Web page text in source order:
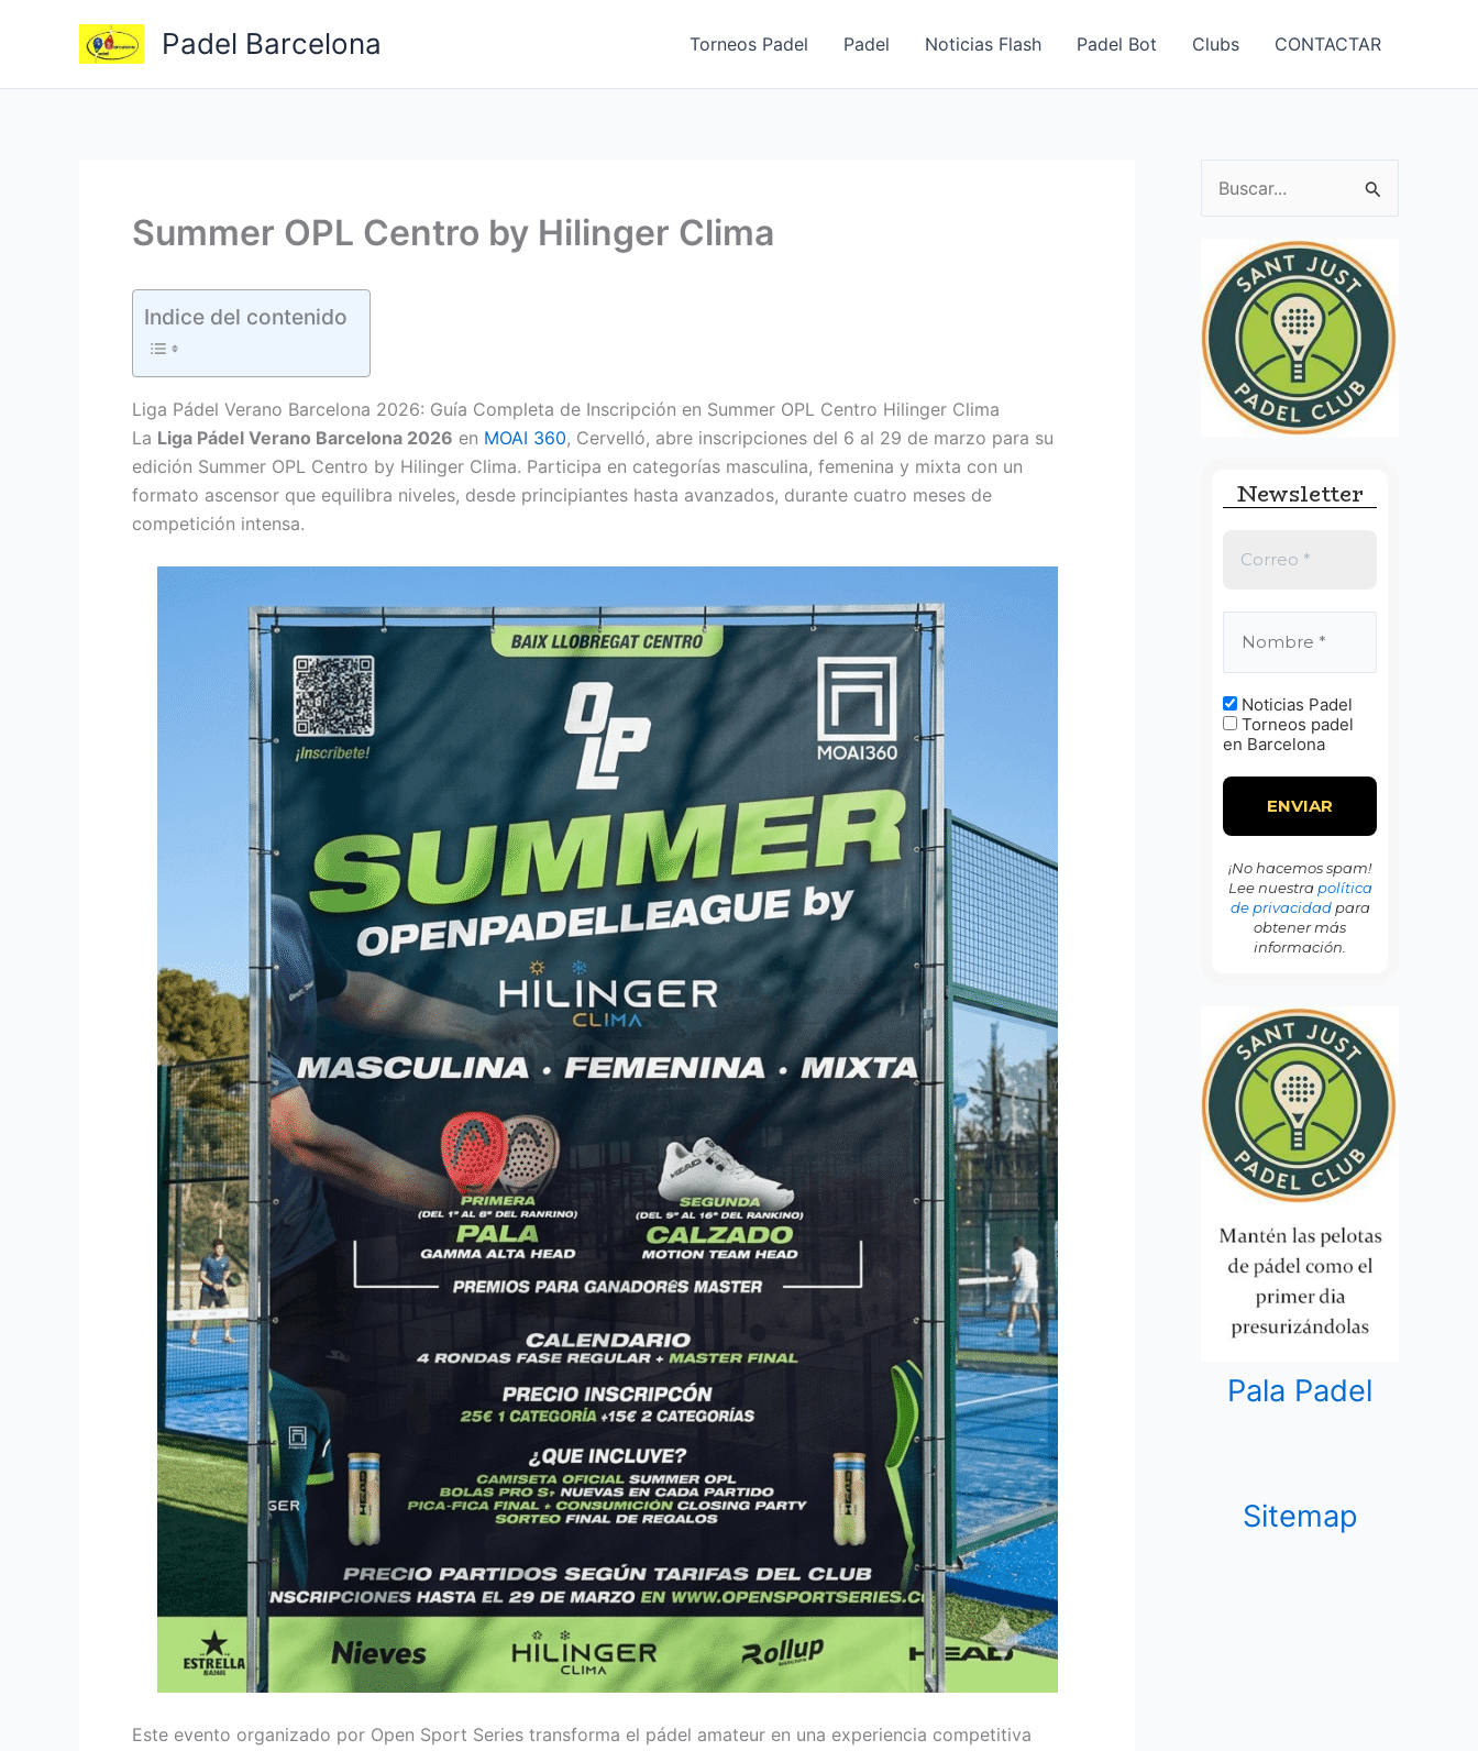
contenido
Padel Barcelona Torneos Padel Padel Noticias Flash Padel Bot Clubs CONTACTAR
Summer OPL Centro by Hilinger Clima
Indice del contenido
Liga Pádel Verano Barcelona 2026: Guía Completa de Inscripción en Summer OPL Centro Hilinger Clima
La Liga Pádel Verano Barcelona 2026 en MOAI 360, Cervelló, abre inscripciones del 6 al 29 de marzo para su
edición Summer OPL Centro by Hilinger Clima. Participa en categorías masculina, femenina y mixta con un
formato ascensor que equilibra niveles, desde principiantes hasta avanzados, durante cuatro meses de
competición intensa.
Este evento organizado por Open Sport Series transforma el pádel amateur en una experiencia competitiva
u
a
r
Newsletter
Noticias Padel
Torneos padel
en Barcelona
¡No hacemos spam!
Lee nuestra política
de privacidadpara
obtener más
información.
Pala Padel
Sitemap